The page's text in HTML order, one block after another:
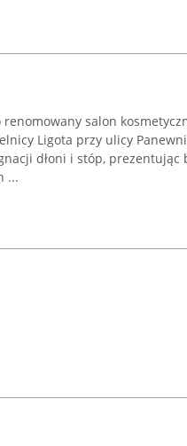
renomowany salon
Ligota przy ulicy
dłoni i stóp, prezentując
...